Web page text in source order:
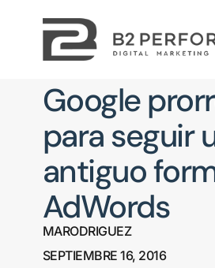
Google
para seguir
antiguo
AdWords
MARODRIGUEZ
SEPTIEMBRE 16, 2016